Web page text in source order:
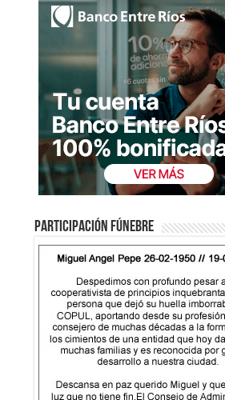
Participación fúnebre